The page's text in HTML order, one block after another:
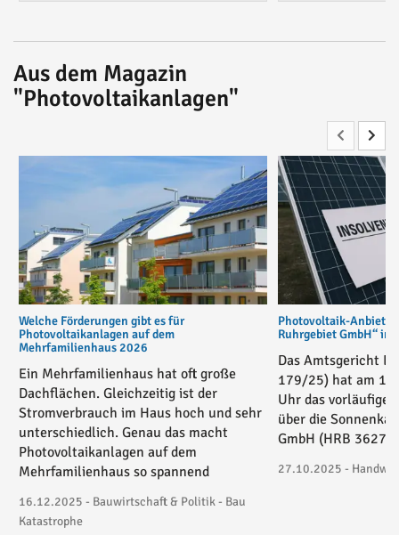
Aus dem Magazin
"Photovoltaikanlagen"
Welche Förderungen gibt es für
Photovoltaikanlagen auf dem
Mehrfamilienhaus 2026
Ein Mehrfamilienhaus hat oft große
Dachflächen. Gleichzeitig ist der
Stromverbrauch im Haus hoch und sehr
unterschiedlich. Genau das macht
Photovoltaikanlagen auf dem
Mehrfamilienhaus so spannend
16.12.2025 - Bauwirtschaft & Politik - Bau
Katastrophe
Photovoltaik-Anbieter
Ruhrgebiet GmbH“ in
Das Amtsgericht
179/25) hat am
Uhr das vorläufige
über die
GmbH (HRB
27.10.2025 -